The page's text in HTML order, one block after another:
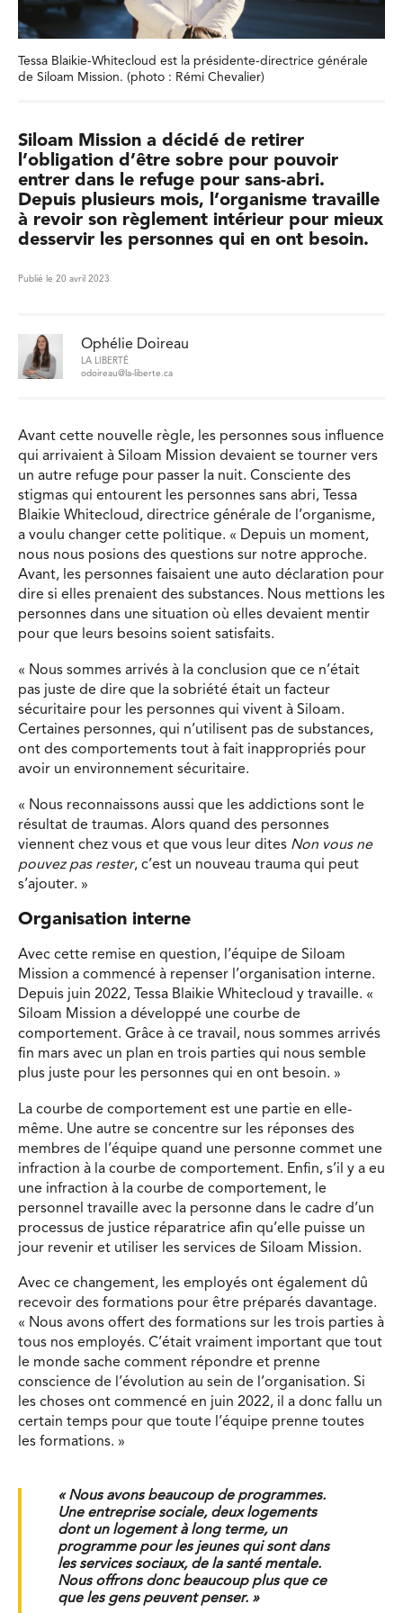
Tessa Blaikie-Whitecloud est la présidente-directrice générale
de Siloam Mission. (photo : Rémi Chevalier)
Siloam Mission a décidé de retirer
l’obligation d’être sobre pour pouvoir
entrer dans le refuge pour sans-abri.
Depuis plusieurs mois, l’organisme travaille
à revoir son règlement intérieur pour mieux
desservir les personnes qui en ont besoin.
Publié le 20 avril 2023
Ophélie Doireau
LA LIBERTÉ
odoireau@la-liberte.ca
Avant cette nouvelle règle, les personnes sous influence
qui arrivaient à Siloam Mission devaient se tourner vers
un autre refuge pour passer la nuit. Consciente des
stigmas qui entourent les personnes sans abri, Tessa
Blaikie Whitecloud, directrice générale de l’organisme,
a voulu changer cette politique. « Depuis un moment,
nous nous posions des questions sur notre approche.
Avant, les personnes faisaient une auto déclaration pour
dire si elles prenaient des substances. Nous mettions les
personnes dans une situation où elles devaient mentir
pour que leurs besoins soient satisfaits.
« Nous sommes arrivés à la conclusion que ce n’était
pas juste de dire que la sobriété était un facteur
sécuritaire pour les personnes qui vivent à Siloam.
Certaines personnes, qui n’utilisent pas de substances,
ont des comportements tout à fait inappropriés pour
avoir un environnement sécuritaire.
« Nous reconnaissons aussi que les addictions sont le
résultat de traumas. Alors quand des personnes
viennent chez vous et que vous leur dites Non vous ne
pouvez pas rester, c’est un nouveau trauma qui peut
s’ajouter. »
Organisation interne
Avec cette remise en question, l’équipe de Siloam
Mission a commencé à repenser l’organisation interne.
Depuis juin 2022, Tessa Blaikie Whitecloud y travaille. «
Siloam Mission a développé une courbe de
comportement. Grâce à ce travail, nous sommes arrivés
fin mars avec un plan en trois parties qui nous semble
plus juste pour les personnes qui en ont besoin. »
La courbe de comportement est une partie en elle-
même. Une autre se concentre sur les réponses des
membres de l’équipe quand une personne commet une
infraction à la courbe de comportement. Enfin, s’il y a eu
une infraction à la courbe de comportement, le
personnel travaille avec la personne dans le cadre d’un
processus de justice réparatrice afin qu’elle puisse un
jour revenir et utiliser les services de Siloam Mission.
Avec ce changement, les employés ont également dû
recevoir des formations pour être préparés davantage.
« Nous avons offert des formations sur les trois parties à
tous nos employés. C’était vraiment important que tout
le monde sache comment répondre et prenne
conscience de l’évolution au sein de l’organisation. Si
les choses ont commencé en juin 2022, il a donc fallu un
certain temps pour que toute l’équipe prenne toutes
les formations. »
« Nous avons beaucoup de programmes.
Une entreprise sociale, deux logements
dont un logement à long terme, un
programme pour les jeunes qui sont dans
les services sociaux, de la santé mentale.
Nous offrons donc beaucoup plus que ce
que les gens peuvent penser. »